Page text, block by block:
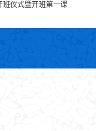
班仪式暨开班第一课